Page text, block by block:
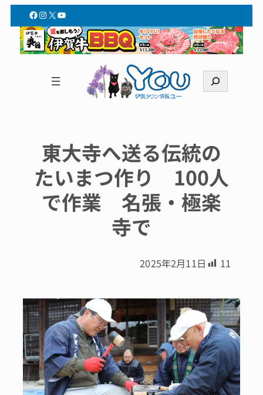
Facebook
Instagram
X YouTube
索
東大寺へ送る伝統の
たいまつ作り 100人
で作業 名張・極楽
寺で
2025年2月11日 11